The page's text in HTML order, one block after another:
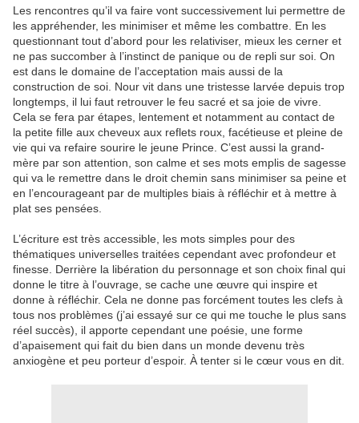
Les rencontres qu’il va faire vont successivement lui permettre de
les appréhender, les minimiser et même les combattre. En les
questionnant tout d’abord pour les relativiser, mieux les cerner et
ne pas succomber à l’instinct de panique ou de repli sur soi. On
est dans le domaine de l’acceptation mais aussi de la
construction de soi. Nour vit dans une tristesse larvée depuis trop
longtemps, il lui faut retrouver le feu sacré et sa joie de vivre.
Cela se fera par étapes, lentement et notamment au contact de
la petite fille aux cheveux aux reflets roux, facétieuse et pleine de
vie qui va refaire sourire le jeune Prince. C’est aussi la grand-
mère par son attention, son calme et ses mots emplis de sagesse
qui va le remettre dans le droit chemin sans minimiser sa peine et
en l’encourageant par de multiples biais à réfléchir et à mettre à
plat ses pensées.
L’écriture est très accessible, les mots simples pour des
thématiques universelles traitées cependant avec profondeur et
finesse. Derrière la libération du personnage et son choix final qui
donne le titre à l’ouvrage, se cache une œuvre qui inspire et
donne à réfléchir. Cela ne donne pas forcément toutes les clefs à
tous nos problèmes (j’ai essayé sur ce qui me touche le plus sans
réel succès), il apporte cependant une poésie, une forme
d’apaisement qui fait du bien dans un monde devenu très
anxiogène et peu porteur d’espoir. À tenter si le cœur vous en dit.